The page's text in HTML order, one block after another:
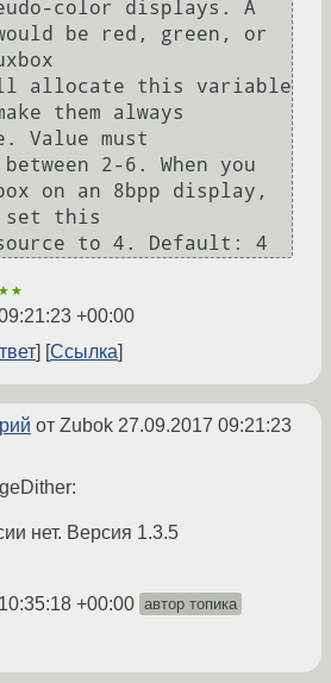
be red, green, or
them always
Value must
on an 8bpp display,
set this
+00:00
Ссылка
от Zubok 27.09.2017 09:21:23
нет. Версия 1.3.5
+00:00 автор топика